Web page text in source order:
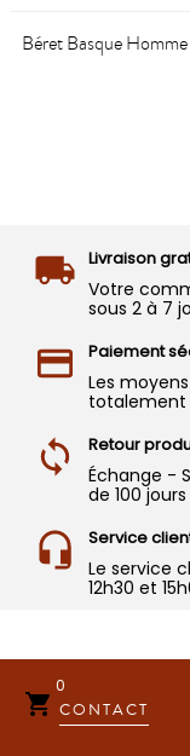
Béret Basque
Livraison
Votre
sous 2 à 7
Paiement
Les
totalement
Retour
Échange -
de 100
Service
Le service
12h30 et
CONTACT

0